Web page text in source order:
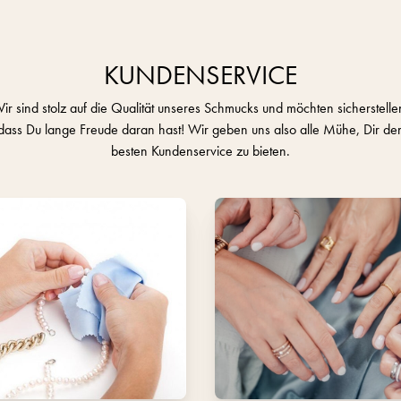
KUNDENSERVICE
sind stolz auf die Qualität unseres Schmucks und möchten
Du lange Freude daran hast! Wir geben uns also alle Mühe, Dir
besten Kundenservice zu bieten.